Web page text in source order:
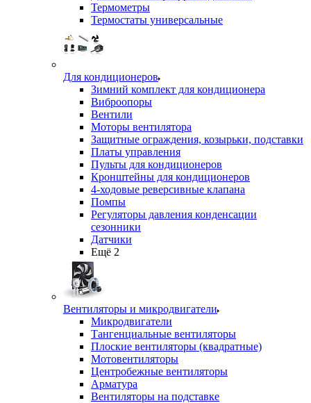
Термометры
Термостаты универсальные
Для кондиционеров
Зимний комплект для кондиционера
Виброопоры
Вентили
Моторы вентилятора
Защитные ограждения, козырьки, подставки
Платы управления
Пульты для кондиционеров
Кронштейны для кондиционеров
4-ходовые реверсивные клапана
Помпы
Регуляторы давления конденсации
сезонники
Датчики
Ещё 2
Вентиляторы и микродвигатели
Микродвигатели
Тангенциальные вентиляторы
Плоские вентиляторы (квадратные)
Мотовентиляторы
Центробежные вентиляторы
Арматура
Вентиляторы на подставке